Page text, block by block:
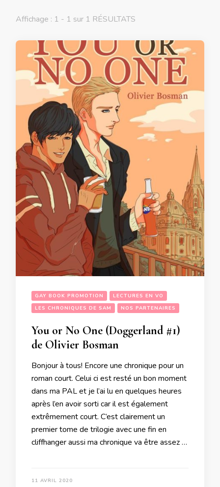
Affichage : 1 - 1 sur 1 RÉSULTATS
GAY BOOK PROMOTION
LECTURES EN VO
LES CHRONIQUES DE SAM
NOS PARTENAIRES
You or No One (Doggerland #1)
de Olivier Bosman
Bonjour à tous! Encore une chronique pour un
roman court. Celui ci est resté un bon moment
dans ma PAL et je l’ai lu en quelques heures
après l’en avoir sorti car il est également
extrêmement court. C’est clairement un
premier tome de trilogie avec une fin en
cliffhanger aussi ma chronique va être assez …
11 AVRIL 2020